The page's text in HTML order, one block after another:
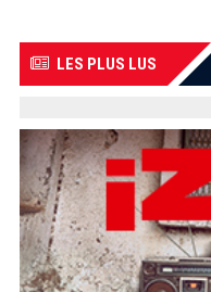
LES PLUS LUS